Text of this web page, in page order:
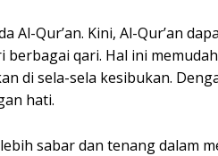
Qur’an. Kini, Al-Qur’an
qari. Hal ini
di sela-sela kesibukan.
hati.
sabar dan tenang dalam